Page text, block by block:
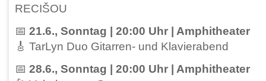
RECIŠOU
📅 21.6., Sonntag | 20:00 Uhr | Amphitheater
🎸 TarLyn Duo Gitarren- und Klavierabend
📅 28.6., Sonntag | 20:00 Uhr | Amphitheater